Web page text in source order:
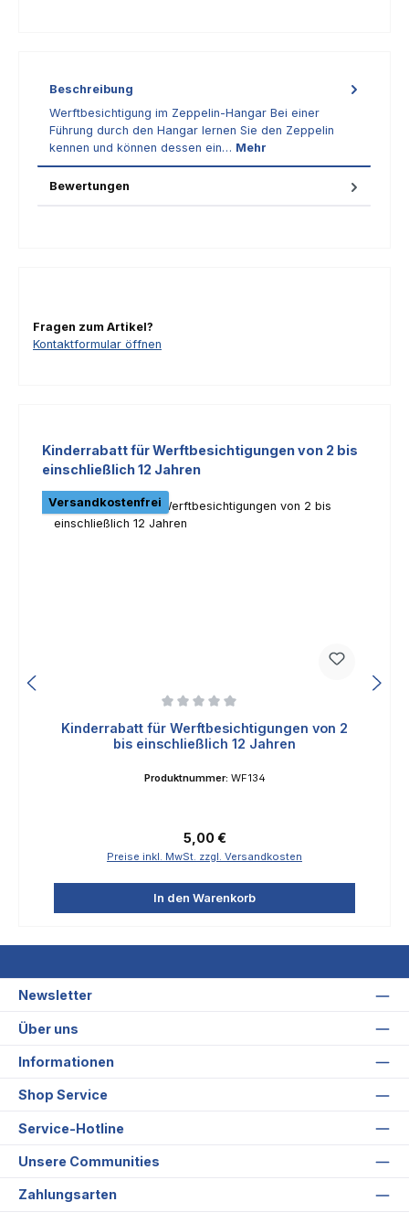
Beschreibung
Werftbesichtigung im Zeppelin-Hangar Bei einer
Führung durch den Hangar lernen Sie den Zeppelin
kennen und können dessen ein… Mehr
Bewertungen
Fragen zum Artikel?
Kontaktformular öffnen
Produktgalerie überspringen
Kinderrabatt für Werftbesichtigungen von 2 bis
einschließlich 12 Jahren
Versandkostenfrei
Kinderrabatt für Werftbesichtigungen von 2
bis einschließlich 12 Jahren
Produktnummer: WF134
Regulärer Preis:
5,00 €
Preise inkl. MwSt. zzgl. Versandkosten
In den Warenkorb
Newsletter
Über uns
Informationen
Shop Service
Service-Hotline
Unsere Communities
Zahlungsarten